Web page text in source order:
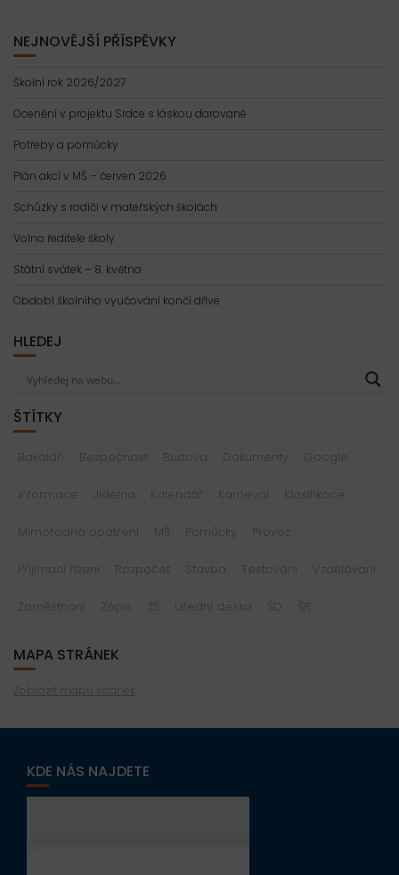
NEJNOVĚJŠÍ PŘÍSPĚVKY
Školní rok 2026/2027
Ocenění v projektu Srdce s láskou darované
Potřeby a pomůcky
Plán akcí v MŠ – červen 2026
Schůzky s rodiči v mateřských školách
Volno ředitele školy
Státní svátek – 8. května
Období školního vyučování končí dříve
HLEDEJ
ŠTÍTKY
Bakaláři Bezpečnost Budova Dokumenty Google
Informace Jídelna Kalendář Karneval Klasifikace
Mimořádná opatření MŠ Pomůcky Provoz
Přijímací řízení Rozpočet Stavba Testování Vzdělávání
Zaměstnání Zápis ZŠ Úřední deska ŠD ŠR
MAPA STRÁNEK
Zobrazit mapu stránek
KDE NÁS NAJDETE